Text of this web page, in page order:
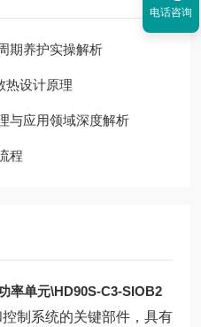
期养护实操解析
热设计原理
与应用领域深度解析
程
率单元\HD90S-C3-SIOB2
制系统的关键部件，具有
电话咨询